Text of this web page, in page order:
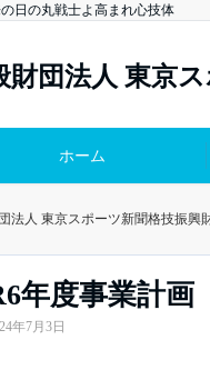
日の丸戦士よ高まれ心技体
財団法人 東京
ホーム
法人 東京スポーツ新聞格技振興
年度事業計画
年7月3日